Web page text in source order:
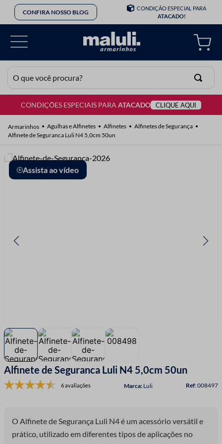
CONFIRA NOSSO BLOG
CONDIÇÃO ESPECIAL PARA
ATACADO!
O que você procura?
CONDIÇÕES ESPECIAIS PARAATACADO CLIQUE AQUI
Agulhas e Alfinetes Alfinetes
Alfinetes de Segurança
Alfinete de Seguranca Luli N4 5,0cm 50un
Assista ao vídeo
Alfinete de Seguranca Luli N4 5,0cm 50un
6 avaliações Luli :008497
O Alfinete de Segurança Luli N4 é um acessório versátil e
prático, utilizado em diferentes tipos de aplicações no
TERMOS MAIS BUSCADOS
2º
barbante
3º
botão
4º
elastico
8º